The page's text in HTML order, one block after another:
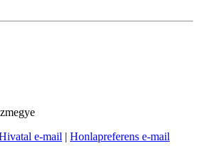
e-mail | Honlapreferens e-mail